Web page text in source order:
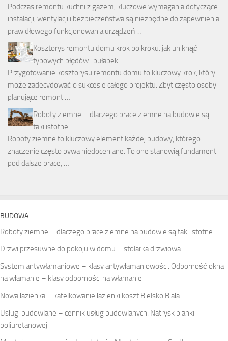
Podczas remontu kuchni z gazem, kluczowe wymagania dotyczące
instalacji, wentylacji i bezpieczeństwa są niezbędne do zapewnienia
prawidłowego funkcjonowania urządzeń …
Kosztorys remontu domu krok po kroku: jak uniknąć
typowych błędów i pułapek
Przygotowanie kosztorysu remontu domu to kluczowy krok, który
może zadecydować o sukcesie całego projektu. Zbyt często osoby
planujące remont …
Roboty ziemne – dlaczego prace ziemne na budowie są
taki istotne
Roboty ziemne to kluczowy element każdej budowy, którego
znaczenie często bywa niedoceniane. To one stanowią fundament
pod dalsze prace, …
BUDOWA
Roboty ziemne – dlaczego prace ziemne na budowie są taki istotne
Drzwi przesuwne do pokoju w domu – stolarka drzwiowa.
System antywłamaniowe – klasy antywłamaniowości. Odporność okna
na włamanie – klasy odporności na włamanie
Nowa łazienka – kafelkowanie łazienki koszt Bielsko Biała
Usługi budowlane – cennik usług budowlanych. Natrysk pianki
poliuretanowej